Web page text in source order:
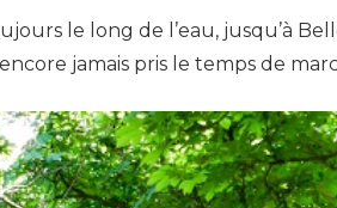
le long de l’eau, jusqu’à
jamais pris le temps de